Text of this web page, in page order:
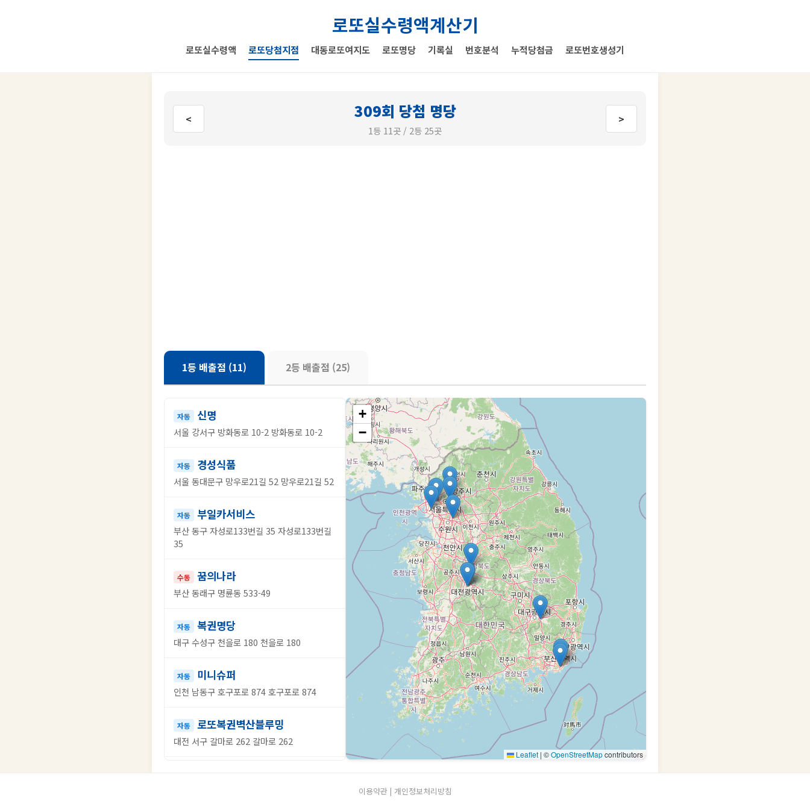
로또실수령액계산기
로또실수령액 로또당첨지점 대동로또여지도 로또명당 기록실 번호분석 누적당첨금 로또번호생성기
< 309회 당첨 명당
1등 11곳 / 2등 25곳
>
1등 배출점 (11) 2등 배출점 (25)
자동 신명
서울 강서구 방화동로 10-2 방화동로 10-2
자동 경성식품
서울 동대문구 망우로21길 52 망우로21길 52
자동 부일카서비스
부산 동구 자성로133번길 35 자성로133번길
35
수동 꿈의나라
부산 동래구 명륜동 533-49
자동 복권명당
대구 수성구 천을로 180 천을로 180
자동 미니슈퍼
인천 남동구 호구포로 874 호구포로 874
자동 로또복권벽산블루밍
대전 서구 갈마로 262 갈마로 262
+
−
Leaflet | ©OpenStreetMapcontributors
이용약관| 개인정보처리방침